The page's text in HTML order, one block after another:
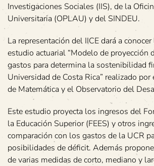
Investigaciones Sociales (IIS), de la
Universitaria (OPLAU) y del SINDEU.
La representación del IICE dará a
estudio actuarial “Modelo de proyección
gastos para determina la sostenibilidad
Universidad de Costa Rica” realizado por
de Matemática y el Observatorio del
Este estudio proyecta los ingresos del
la Educación Superior (FEES) y otros
comparación con los gastos de la UCR
posibilidades de déficit. Además
de varias medidas de corto, mediano y